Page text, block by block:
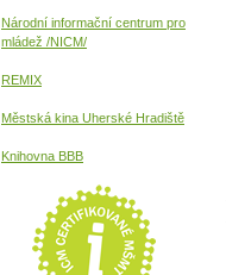
Národní informační centrum pro
mládež /NICM/
REMIX
Městská kina Uherské Hradiště
Knihovna BBB